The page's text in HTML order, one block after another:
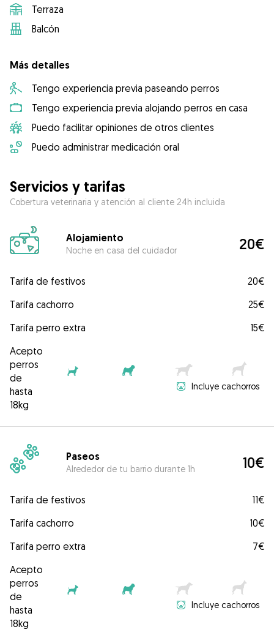
Terraza
Balcón
Más detalles
Tengo experiencia previa paseando perros
Tengo experiencia previa alojando perros en casa
Puedo facilitar opiniones de otros clientes
Puedo administrar medicación oral
Servicios y tarifas
Cobertura veterinaria y atención al cliente 24h incluida
Alojamiento
Noche en casa del cuidador 20€
Tarifa de festivos
20€
Tarifa cachorro
25€
Tarifa perro extra
15€
Acepto
perros
de
hasta
18kg
Incluye cachorros
Paseos
Alrededor de tu barrio durante 1h 10€
Tarifa de festivos
11€
Tarifa cachorro
10€
Tarifa perro extra
7€
Acepto
perros
de
hasta
18kg
Incluye cachorros